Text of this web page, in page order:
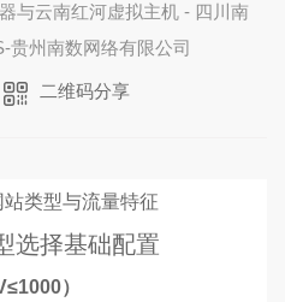
与云南红河虚拟主机 - 四川南
贵州南数网络有限公司
二维码分享
类型与流量特征
选择基础配置
）